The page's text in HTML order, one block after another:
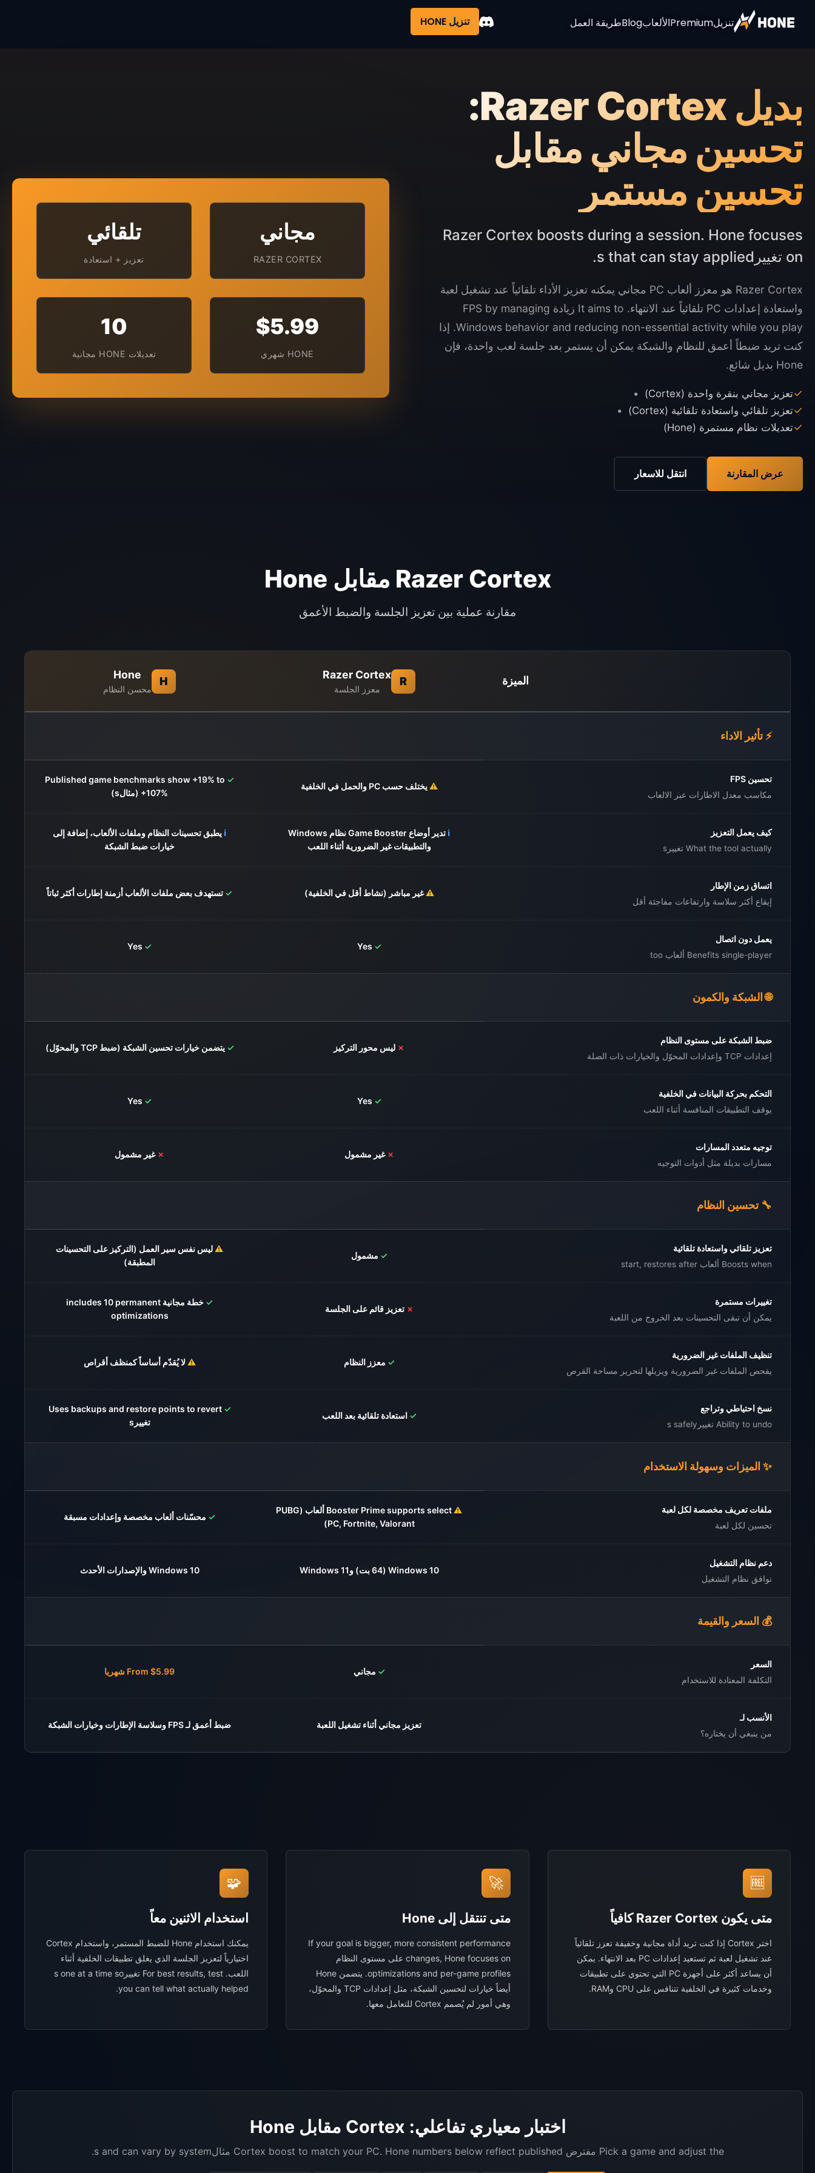
تنزيلPremiumالألعابBlogطريقة العمل تنزيل HONE
بديل Razer Cortex:
تحسين مجاني مقابل
تحسين مستمر
Razer Cortex boosts during a session. Hone focuses
on تغييرs that can stay applied.
Razer Cortex هو معزز ألعاب PC مجاني يمكنه تعزيز الأداء تلقائياً عند تشغيل لعبة
واستعادة إعدادات PC تلقائياً عند الانتهاء. It aims to زيادة FPS by managing
Windows behavior and reducing non-essential activity while you play. إذا
كنت تريد ضبطاً أعمق للنظام والشبكة يمكن أن يستمر بعد جلسة لعب واحدة، فإن
Hone بديل شائع.
✓تعزيز مجاني بنقرة واحدة (Cortex)
✓تعزيز تلقائي واستعادة تلقائية (Cortex)
✓تعديلات نظام مستمرة (Hone)
عرض المقارنة انتقل للاسعار
مجاني
RAZER CORTEX
تلقائي
تعزيز + استعادة
$5.99
HONE شهري
10
تعديلات HONE مجانية
Razer Cortex مقابل Hone
مقارنة عملية بين تعزيز الجلسة والضبط الأعمق
الميزة R
Razer Cortex
معزز الجلسة
H
Hone
محسن النظام
⚡ تأثير الاداء
تحسين FPS
مكاسب معدل الاطارات عبر الالعاب
⚠️ يختلف حسب PC والحمل في الخلفية
✓
Published game benchmarks show +19% to
+107% (مثالs)
كيف يعمل التعزيز
What the tool actually تغييرs
ℹ️
تدير أوضاع Game Booster نظام Windows
والتطبيقات غير الضرورية أثناء اللعب
ℹ️ يطبق تحسينات النظام وملفات الألعاب، إضافة إلى
خيارات ضبط الشبكة
اتساق زمن الإطار
إيقاع أكثر سلاسة وارتفاعات مفاجئة أقل
⚠️غير مباشر (نشاط أقل في الخلفية) ✓ تستهدف بعض ملفات الألعاب أزمنة إطارات أكثر ثباتاً
يعمل دون اتصال
Benefits single-player ألعاب too
✓
✓
🌐 الشبكة والكمون
ضبط الشبكة على مستوى النظام
إعدادات TCP وإعدادات المحوّل والخيارات ذات الصلة
✗ ليس محور التركيز ✓ يتضمن خيارات تحسين الشبكة (ضبط TCP والمحوّل)
التحكم بحركة البيانات في الخلفية
يوقف التطبيقات المنافسة أثناء اللعب
✓
✓
توجيه متعدد المسارات
مسارات بديلة مثل أدوات التوجيه
✗ غير مشمول ✗ غير مشمول
🔧 تحسين النظام
تعزيز تلقائي واستعادة تلقائية
Boosts when ألعاب start, restores after
✓ مشمول
⚠️ ليس نفس سير العمل (التركيز على التحسينات
المطبقة)
تغييرات مستمرة
يمكن أن تبقى التحسينات بعد الخروج من اللعبة
✗ تعزيز قائم على الجلسة
✓
خطة مجانية includes 10 permanent
optimizations
تنظيف الملفات غير الضرورية
يفحص الملفات غير الضرورية ويزيلها لتحرير مساحة القرص
✓ معزز النظام ⚠️ لا يُقدّم أساساً كمنظف أقراص
نسخ احتياطي وتراجع
Ability to undo تغييرs safely
✓ استعادة تلقائية بعد اللعب
✓
Uses backups and restore points to revert
تغييرs
✨ الميزات وسهولة الاستخدام
ملفات تعريف مخصصة لكل لعبة
تحسين لكل لعبة
⚠️
Booster Prime supports select ألعاب (PUBG
PC, Fortnite, Valorant)
✓ محسّنات ألعاب مخصصة وإعدادات مسبقة
دعم نظام التشغيل
توافق نظام التشغيل
Windows 10 (64 بت) وWindows 11 Windows 10 والإصدارات الأحدث
💰 السعر والقيمة
السعر
التكلفة المعتادة للاستخدام
✓ مجاني From $5.99 شهريا
الأنسب لـ
من ينبغي أن يختاره؟
تعزيز مجاني أثناء تشغيل اللعبة ضبط أعمق لـ FPS وسلاسة الإطارات وخيارات الشبكة
🆓
متى يكون Razer Cortex كافياً
اختر Cortex إذا كنت تريد أداة مجانية وخفيفة تعزز تلقائياً
عند تشغيل لعبة ثم تستعيد إعدادات PC بعد الانتهاء. يمكن
أن يساعد أكثر على أجهزة PC التي تحتوي على تطبيقات
وخدمات كثيرة في الخلفية تتنافس على CPU وRAM.
🚀
متى تنتقل إلى Hone
If your goal is bigger, more consistent performance
changes, Hone focuses on على مستوى النظام
optimizations and per-game profiles. يتضمن Hone
أيضاً خيارات لتحسين الشبكة، مثل إعدادات TCP والمحوّل،
وهي أمور لم يُصمم Cortex للتعامل معها.
🧩
استخدام الاثنين معاً
يمكنك استخدام Hone للضبط المستمر، واستخدام Cortex
اختيارياً لتعزيز الجلسة الذي يغلق تطبيقات الخلفية أثناء
اللعب. For best results, test تغييرs one at a time so
you can tell what actually helped.
اختبار معياري تفاعلي: Cortex مقابل Hone
Pick a game and adjust the مفترض Cortex boost to match your PC. Hone numbers below reflect published مثالs and can vary by system.